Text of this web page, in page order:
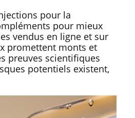
pour la
pour mieux
vendus en ligne et sur
promettent monts et
preuves scientifiques
potentiels existent,